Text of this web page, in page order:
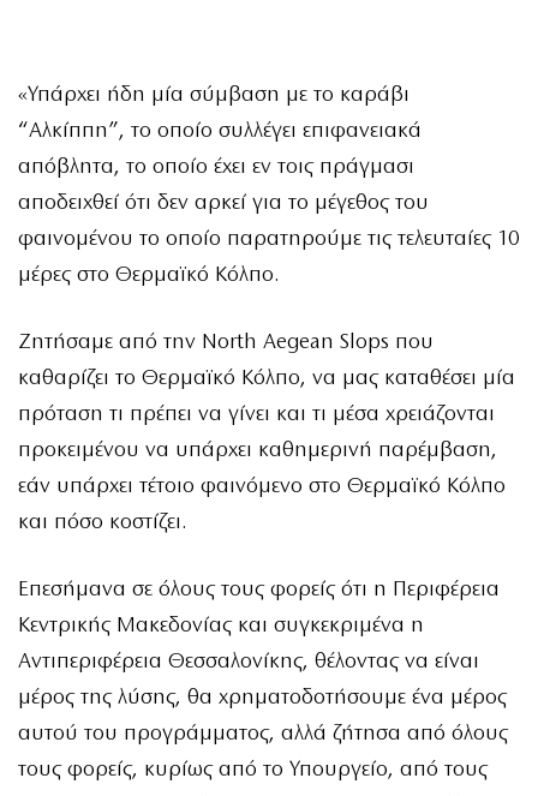
«Υπάρχει ήδη μία σύμβαση με το καράβι
“Αλκίππη”, το οποίο συλλέγει επιφανειακά
απόβλητα, το οποίο έχει εν τοις πράγμασι
αποδειχθεί ότι δεν αρκεί για το μέγεθος του
φαινομένου το οποίο παρατηρούμε τις τελευταίες 10
μέρες στο Θερμαϊκό Κόλπο.
Ζητήσαμε από την North Aegean Slops που
καθαρίζει το Θερμαϊκό Κόλπο, να μας καταθέσει μία
πρόταση τι πρέπει να γίνει και τι μέσα χρειάζονται
προκειμένου να υπάρχει καθημερινή παρέμβαση,
εάν υπάρχει τέτοιο φαινόμενο στο Θερμαϊκό Κόλπο
και πόσο κοστίζει.
Επεσήμανα σε όλους τους φορείς ότι η Περιφέρεια
Κεντρικής Μακεδονίας και συγκεκριμένα η
Αντιπεριφέρεια Θεσσαλονίκης, θέλοντας να είναι
μέρος της λύσης, θα χρηματοδοτήσουμε ένα μέρος
αυτού του προγράμματος, αλλά ζήτησα από όλους
τους φορείς, κυρίως από το Υπουργείο, από τους